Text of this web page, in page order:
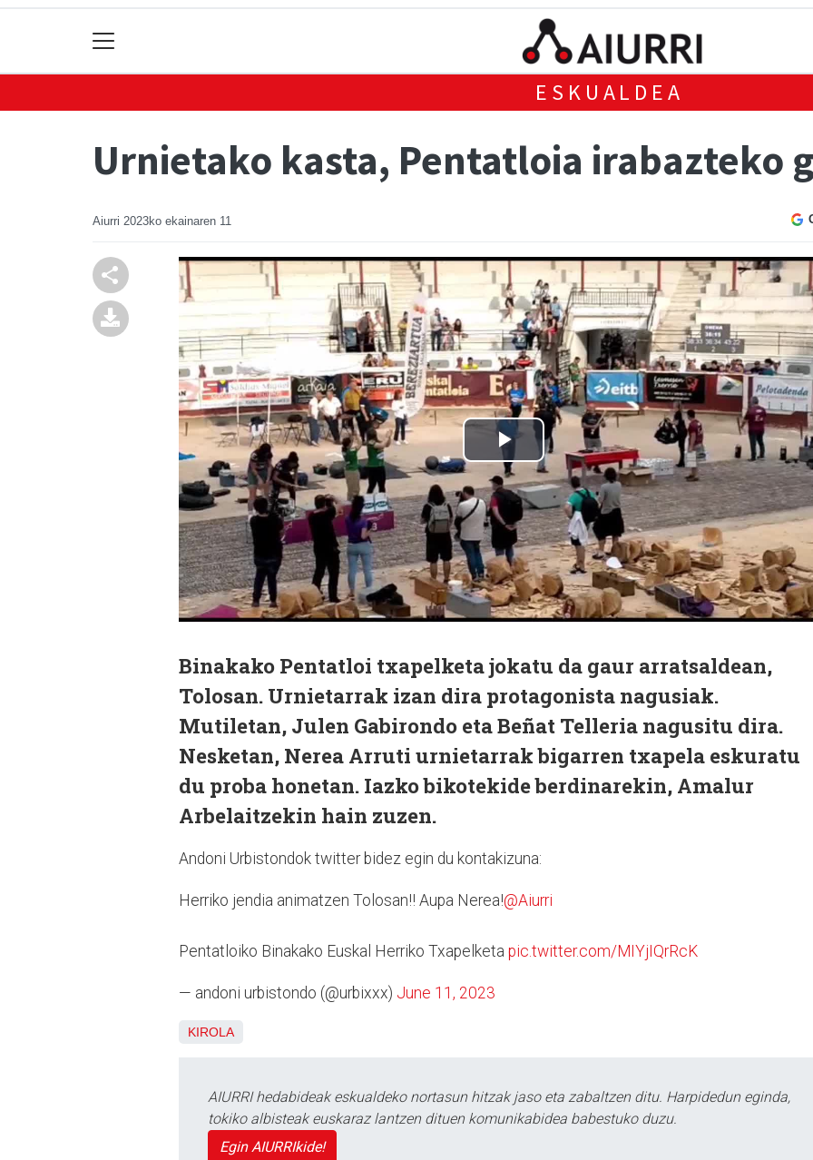
ESKUALDEA
Urnietako kasta, Pentatloia irabazteko
Aiurri 2023ko ekainaren 11
Binakako Pentatloi txapelketa jokatu da gaur arratsaldean,
Tolosan. Urnietarrak izan dira protagonista nagusiak.
Mutiletan, Julen Gabirondo eta Beñat Telleria nagusitu dira.
Nesketan, Nerea Arruti urnietarrak bigarren txapela eskuratu
du proba honetan. Iazko bikotekide berdinarekin, Amalur
Arbelaitzekin hain zuzen.
Andoni Urbistondok twitter bidez egin du kontakizuna:
Herriko jendia animatzen Tolosan!! Aupa Nerea!@Aiurri
Pentatloiko Binakako Euskal Herriko Txapelketa pic.twitter.com/MIYjIQrRcK
— andoni urbistondo (@urbixxx) June 11, 2023
KIROLA
AIURRI hedabideak eskualdeko nortasun hitzak jaso eta zabaltzen ditu. Harpidedun eginda,
tokiko albisteak euskaraz lantzen dituen komunikabidea babestuko duzu.
Egin AIURRIkide!